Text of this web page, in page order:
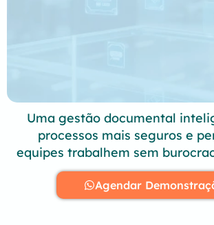
Uma gestão documental
processos mais seguros e
equipes trabalhem sem
Agendar